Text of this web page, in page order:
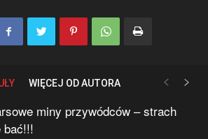
WIĘCEJ OD AUTORA
miny przywódców – strach
bać!!!